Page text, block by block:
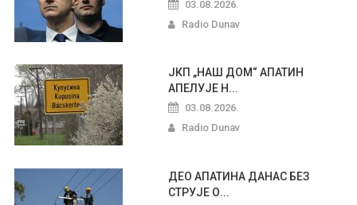
03.08.2026.
Radio Dunav
ЈКП „НАШ ДОМ“ АПАТИН
АПЕЛУЈЕ Н...
03.08.2026.
Radio Dunav
ДЕО АПАТИНА ДАНАС БЕЗ
СТРУЈЕ О...